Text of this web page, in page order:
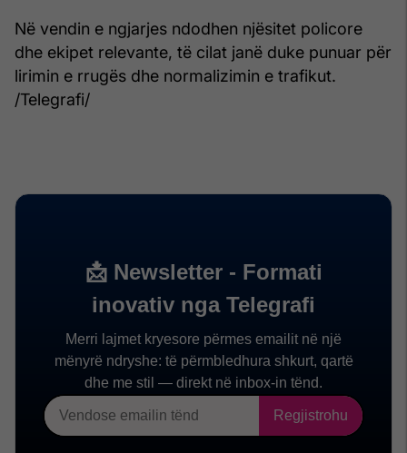
Në vendin e ngjarjes ndodhen njësitet policore
dhe ekipet relevante, të cilat janë duke punuar për
lirimin e rrugës dhe normalizimin e trafikut.
/Telegrafi/